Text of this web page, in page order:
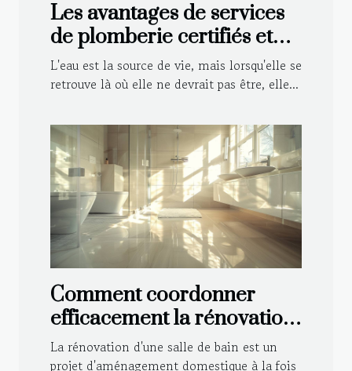
Les avantages de services
de plomberie certifiés et
agréés par les assurances
L'eau est la source de vie, mais lorsqu'elle se
retrouve là où elle ne devrait pas être, elle...
Comment coordonner
efficacement la rénovation
de votre salle de bain
La rénovation d'une salle de bain est un
projet d'aménagement domestique à la fois